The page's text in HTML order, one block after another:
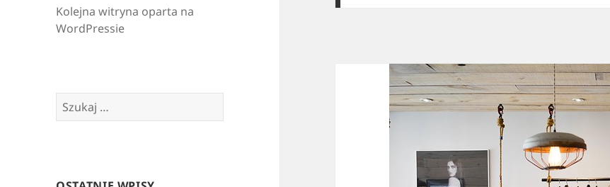
Kolejna witryna oparta na
WordPressie
Szukaj: